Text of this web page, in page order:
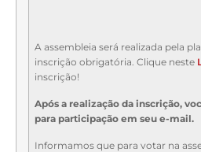
A assembleia será realizada pela
inscrição obrigatória. Clique neste
inscrição!
Após a realização da inscrição,
para participação em seu e-mail.
Informamos que para votar na